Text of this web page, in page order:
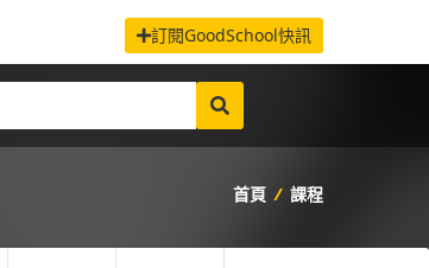
訂閱GoodSchool快訊
首頁 / 課程